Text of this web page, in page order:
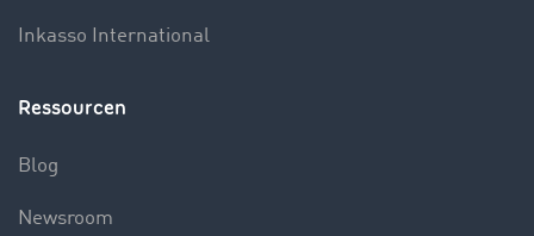
Inkasso International
Ressourcen
Blog
Newsroom